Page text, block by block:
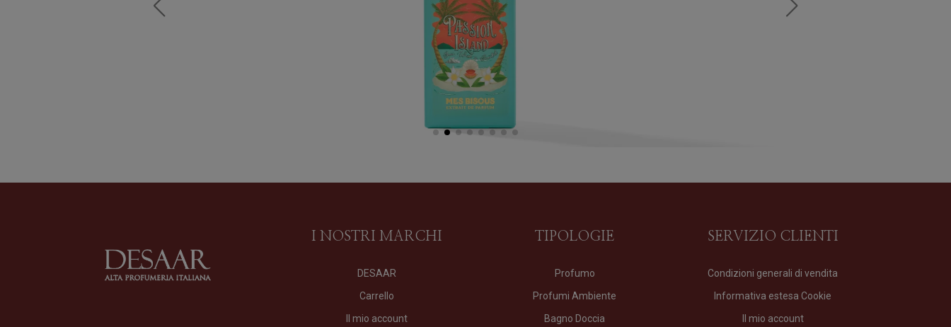
Profumo
dimes bisous
Formato100 ml
260,00€
I NOSTRI MARCHI
DESAAR
Carrello
Il mio account
TIPOLOGIE
Profumo
Profumi Ambiente
Bagno Doccia
SERVIZIO CLIENTI
Condizioni generali di vendita
Informativa estesa Cookie
Il mio account